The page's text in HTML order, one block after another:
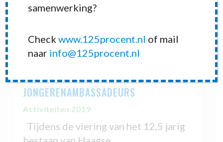
JONGERENAMBASSADEURS
Activiteiten 2019
Tijdens de viering van het 12,5 jarig
samenwerking?
Checkwww.125procent.nl of mail
naar info@125procent.nl